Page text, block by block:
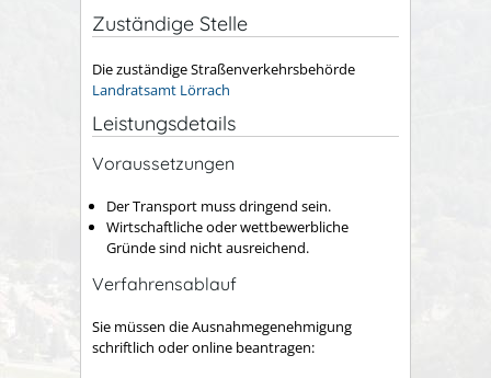
Zuständige Stelle
Die zuständige Straßenverkehrsbehörde
Landratsamt Lörrach
Leistungsdetails
Voraussetzungen
Der Transport muss dringend sein.
Wirtschaftliche oder wettbewerbliche
Gründe sind nicht ausreichend.
Verfahrensablauf
Sie müssen die Ausnahmegenehmigung
schriftlich oder online beantragen: